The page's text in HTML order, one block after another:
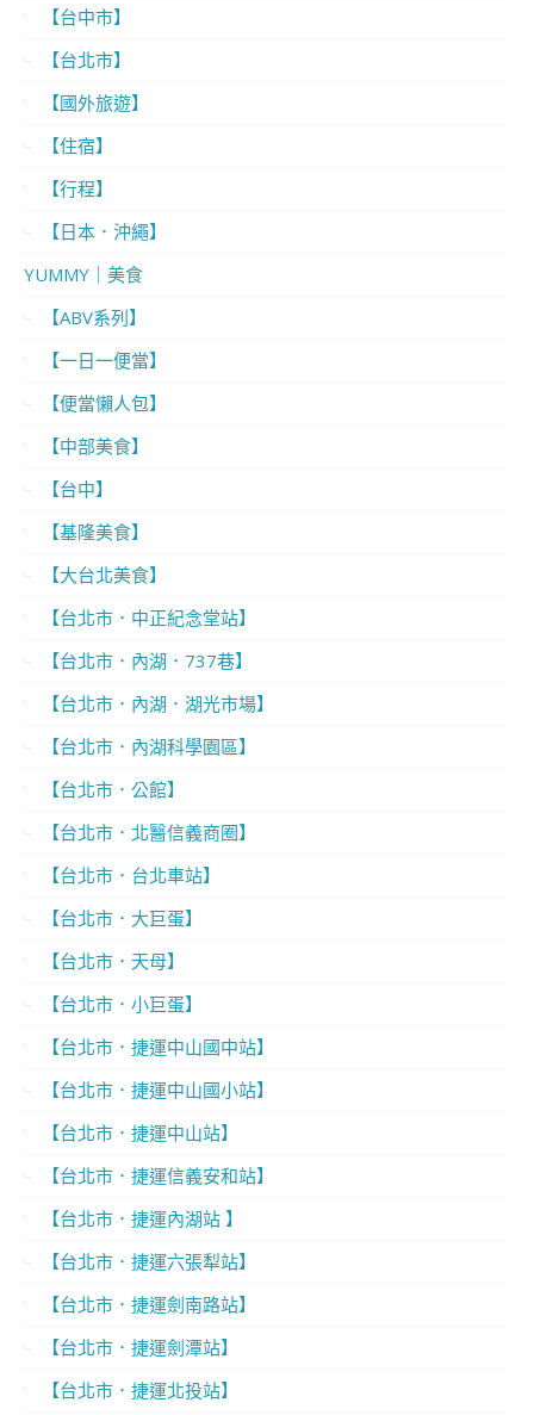
【台中市】
【台北市】
【國外旅遊】
【住宿】
【行程】
【日本．沖繩】
YUMMY｜美食
【ABV系列】
【一日一便當】
【便當懶人包】
【中部美食】
【台中】
【基隆美食】
【大台北美食】
【台北市．中正紀念堂站】
【台北市．內湖．737巷】
【台北市．內湖．湖光市場】
【台北市．內湖科學園區】
【台北市．公館】
【台北市．北醫信義商圈】
【台北市．台北車站】
【台北市．大巨蛋】
【台北市．天母】
【台北市．小巨蛋】
【台北市．捷運中山國中站】
【台北市．捷運中山國小站】
【台北市．捷運中山站】
【台北市．捷運信義安和站】
【台北市．捷運內湖站 】
【台北市．捷運六張犁站】
【台北市．捷運劍南路站】
【台北市．捷運劍潭站】
【台北市．捷運北投站】